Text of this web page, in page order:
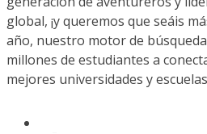
global, ¡y queremos que seáis
año, nuestro motor de
millones de estudiantes a
mejores universidades y